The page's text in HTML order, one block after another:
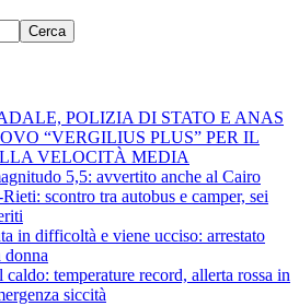
Cerca
POLIZIA DI STATO E ANAS
“VERGILIUS PLUS” PER IL
VELOCITÀ MEDIA
5,5: avvertito anche al Cairo
scontro tra autobus e camper, sei
in difficoltà e viene ucciso: arrestato
donna
temperature record, allerta rossa in
siccità